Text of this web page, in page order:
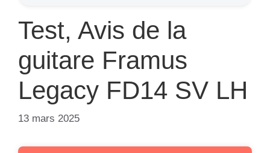
Test, Avis de la
guitare Framus
Legacy FD14 SV LH
13 mars 2025